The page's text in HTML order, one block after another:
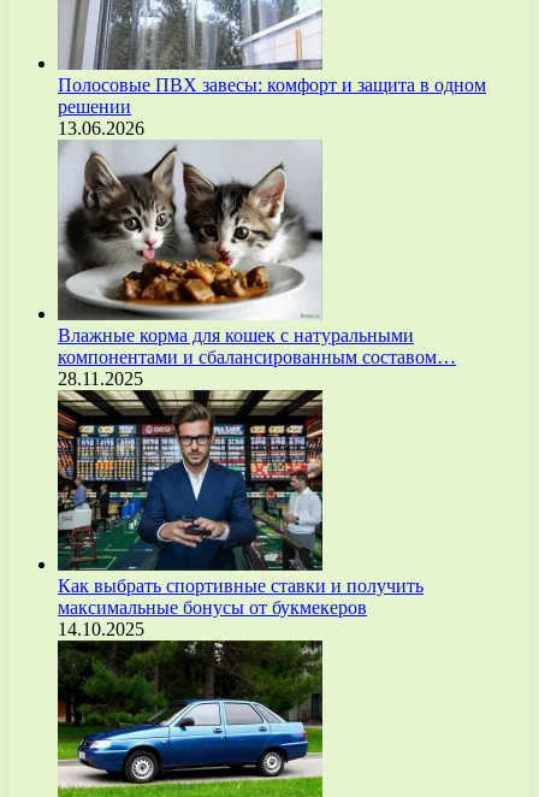
Полосовые ПВХ завесы: комфорт и защита в одном
решении
13.06.2026
Влажные корма для кошек с натуральными
компонентами и сбалансированным составом…
28.11.2025
Как выбрать спортивные ставки и получить
максимальные бонусы от букмекеров
14.10.2025